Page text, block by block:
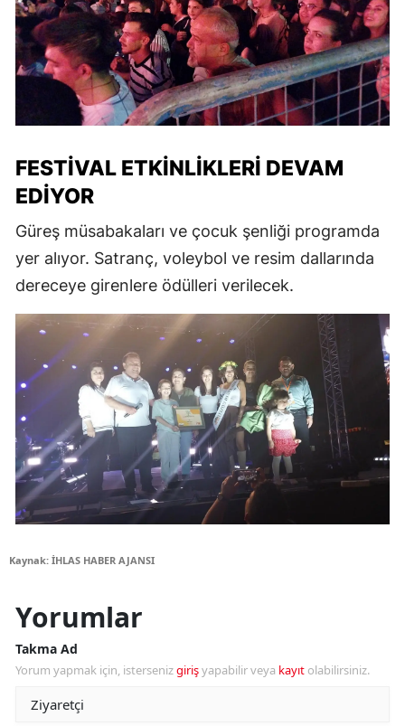
FESTIVAL ETKINLIKLERI DEVAM
EDIYOR
Güreş müsabakaları ve çocuk şenliği programda
yer alıyor. Satranç, voleybol ve resim dallarında
dereceye girenlere ödülleri verilecek.
Kaynak: İHLAS HABER AJANSI
Yorumlar
Takma Ad
Yorum yapmak için, istersenizgirişyapabilir veya kayıt olabilirsiniz.